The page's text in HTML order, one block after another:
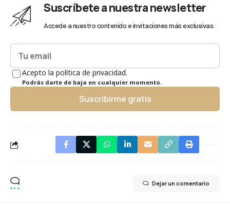
Suscríbete a nuestra newsletter
Accede a nuestro contenido e invitaciones más exclusivas.
Acepto la política de privacidad.
Podrás darte de baja en cualquier momento.
Suscribirme gratis
Dejar un comentario